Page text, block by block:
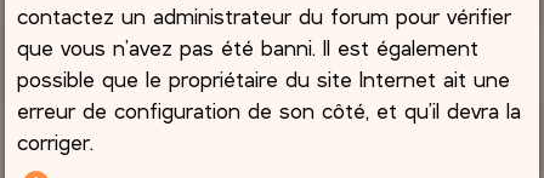
contactez un administrateur du forum pour vérifier
que vous n’avez pas été banni. Il est également
possible que le propriétaire du site Internet ait une
erreur de configuration de son côté, et qu’il devra la
corriger.